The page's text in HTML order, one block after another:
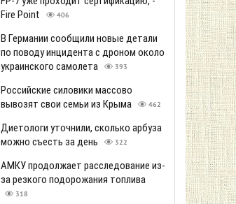
Fire Point
406
В Германии сообщили новые детали
по поводу инцидента с дроном около
украинского самолета
393
Российские силовики массово
вывозят свои семьи из Крыма
462
Диетологи уточнили, сколько арбуза
можно съесть за день
322
АМКУ продолжает расследование из-
за резкого подорожания топлива
318